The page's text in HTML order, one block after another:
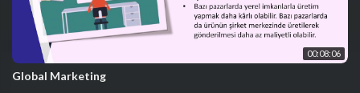
00:08:06
Global Marketing